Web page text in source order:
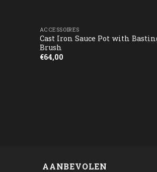
ACCESSOIRES
Cast Iron Sauce Pot with
Brush
€64,00
AANBEVOLEN